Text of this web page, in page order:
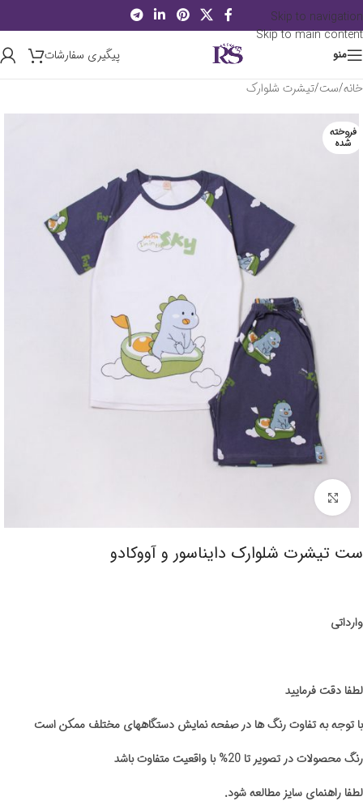
Skip to navigation
Skip to main content
منو
پیگیری سفارشات
خانه/ست/تیشرت شلوارک
فروخته
شده
برای بزرگنمایی کلیک کنید
ست تیشرت شلوارک دایناسور و آووکادو
وارداتی
لطفا دقت فرمایید
با توجه به تفاوت رنگ ها در صفحه نمایش دستگاههای مختلف ممکن است
رنگ محصولات در تصویر تا 20% با واقعیت متفاوت باشد
لطفا راهنمای سایز مطالعه شود.